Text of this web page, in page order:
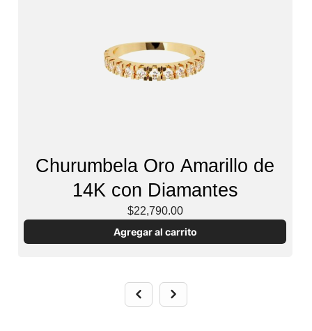
Churumbela Oro Amarillo de
14K con Diamantes
$22,790.00
Agregar al carrito